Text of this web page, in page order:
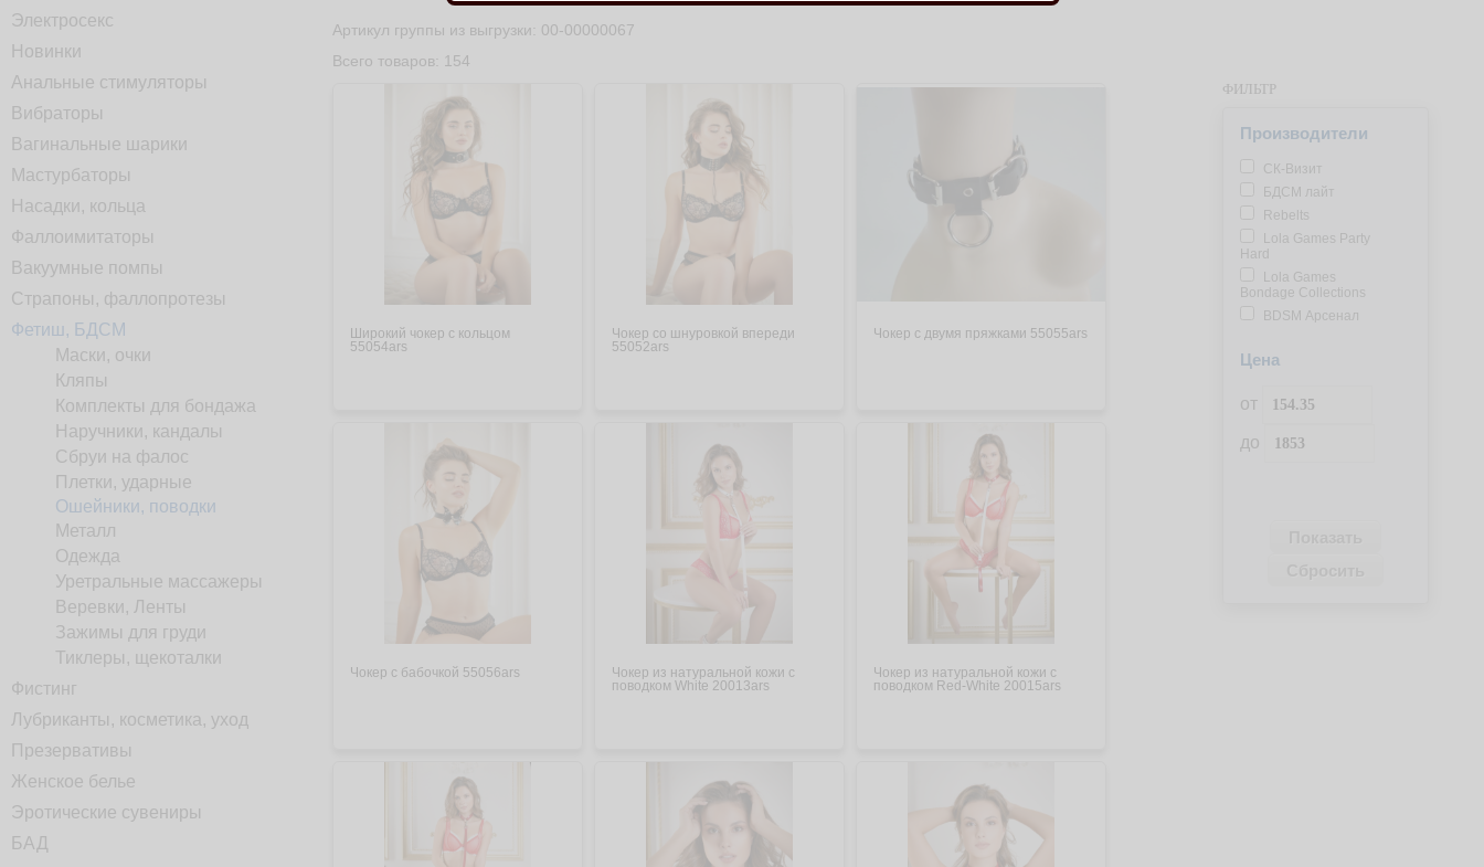
Электросекс
Новинки
Анальные стимуляторы
Вибраторы
Вагинальные шарики
Мастурбаторы
Насадки, кольца
Фаллоимитаторы
Вакуумные помпы
Страпоны, фаллопротезы
Фетиш, БДСМ
Маски, очки
Кляпы
Комплекты для бондажа
Наручники, кандалы
Сбруи на фалос
Плетки, ударные
Ошейники, поводки
Металл
Одежда
Уретральные массажеры
Веревки, Ленты
Зажимы для груди
Тиклеры, щекоталки
Фистинг
Лубриканты, косметика, уход
Презервативы
Женское белье
Эротические сувениры
БАД
Артикул группы из выгрузки: 00-00000067
Всего товаров: 154
ФИЛЬТР
Производители
СК-Визит
БДСМ лайт
Rebelts
Lola Games Party
Hard
Lola Games
Bondage Collections
BDSM Арсенал
Цена
от
до
Широкий чокер с кольцом
55054ars
Чокер со шнуровкой впереди
55052ars
Чокер с двумя пряжками 55055ars
Чокер с бабочкой 55056ars
Чокер из натуральной кожи с
поводком White 20013ars
Чокер из натуральной кожи с
поводком Red-White 20015ars